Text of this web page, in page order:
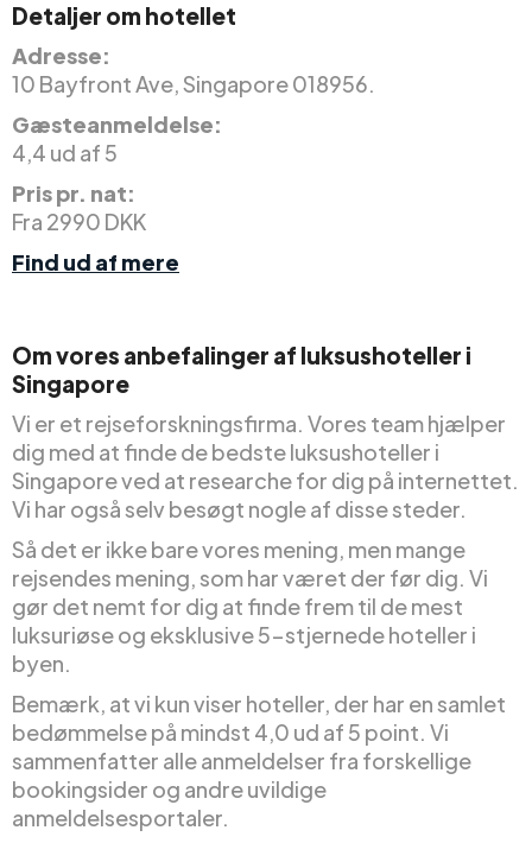
Detaljer om hotellet
Adresse:
10 Bayfront Ave, Singapore 018956.
Gæsteanmeldelse:
4,4 ud af 5
Pris pr. nat:
Fra 2990 DKK
Find ud af mere
Om vores anbefalinger af luksushoteller i
Singapore
Vi er et rejseforskningsfirma. Vores team hjælper
dig med at finde de bedste luksushoteller i
Singapore ved at researche for dig på internettet.
Vi har også selv besøgt nogle af disse steder.
Så det er ikke bare vores mening, men mange
rejsendes mening, som har været der før dig. Vi
gør det nemt for dig at finde frem til de mest
luksuriøse og eksklusive 5-stjernede hoteller i
byen.
Bemærk, at vi kun viser hoteller, der har en samlet
bedømmelse på mindst 4,0 ud af 5 point. Vi
sammenfatter alle anmeldelser fra forskellige
bookingsider og andre uvildige
anmeldelsesportaler.